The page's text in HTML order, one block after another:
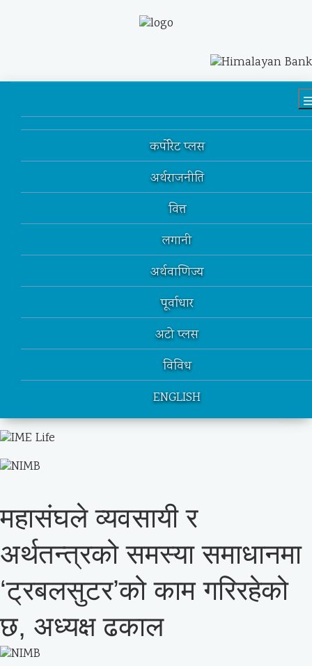
कर्पोरेट प्लस
अर्थराजनीति
वित्त
लगानी
अर्थवाणिज्य
पूर्वाधार
अटो प्लस
विविध
ENGLISH
महासंघले व्यवसायी र
अर्थतन्त्रको समस्या समाधानमा
‘ट्रबलसुटर’को काम गरिरहेको
छ, अध्यक्ष ढकाल